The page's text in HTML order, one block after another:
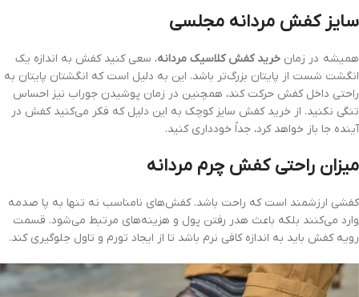
سایز کفش مردانه مجلسی
همیشه در زمان خرید کفش کلاسیک مردانه، سعی کنید کفش به اندازه یک
انگشت شست از پایتان بزرگ‌تر باشد. این به دلیل است که انگشتان پایتان به
راحتی داخل کفش حرکت کند، همچنین در زمان پوشیدن جوراب نیز احساس
تنگی نکنید. از خرید کفش سایز کوچک به این دلیل که فکر می‌کنید کفش در
آینده جا باز خواهد کرد، جداً خودداری کنید.
میزان راحتی کفش چرم مردانه
کفشی ارزشمند است که راحت باشد. کفش‌های نامناسب نه تنها به پا صدمه
وارد می‌کنند بلکه باعث هدر رفتن پول و هزینه‌های مرتبط می‌شود. قسمت
رویه کفش باید به اندازه کافی نرم باشد تا از ایجاد تورم و تاول جلوگیری کند.